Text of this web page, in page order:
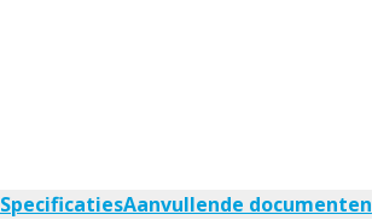
SpecificatiesAanvullende documenten